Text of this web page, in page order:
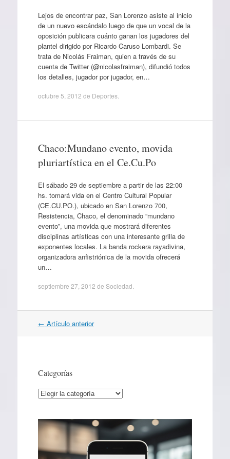
Lejos de encontrar paz, San Lorenzo asiste al inicio
de un nuevo escándalo luego de que un vocal de la
oposición publicara cuánto ganan los jugadores del
plantel dirigido por Ricardo Caruso Lombardi. Se
trata de Nicolás Fraiman, quien a través de su
cuenta de Twitter (@nicolasfraiman), difundió todos
los detalles, jugador por jugador, en…
octubre 5, 2012 de Deportes.
Chaco:Mundano evento, movida
pluriartística en el Ce.Cu.Po
El sábado 29 de septiembre a partir de las 22:00
hs. tomará vida en el Centro Cultural Popular
(CE.CU.PO.), ubicado en San Lorenzo 700,
Resistencia, Chaco, el denominado “mundano
evento”, una movida que mostrará diferentes
disciplinas artísticas con una interesante grilla de
exponentes locales. La banda rockera rayadivina,
organizadora anfistriónica de la movida ofrecerá
un…
septiembre 27, 2012 de Sociedad
Navegación
← Artículo anterior
Categorías
Categorías